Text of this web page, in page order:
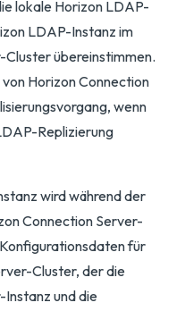
lokale Horizon LDAP-
LDAP-Instanz im
übereinstimmen.
Horizon Connection
wenn
Replizierung
wird während der
Connection Server-
für
Cluster, der die
und die